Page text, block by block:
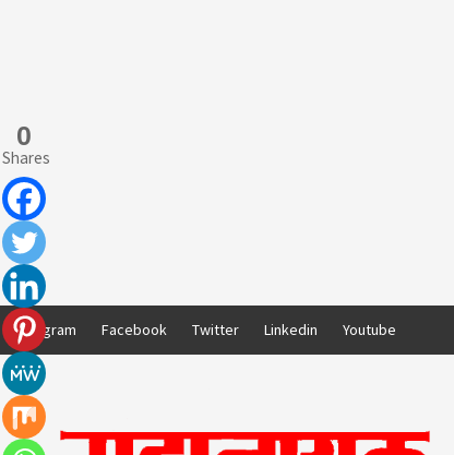
Skip
to
content
Instagram Facebook Twitter Linkedin Youtube
0
Shares